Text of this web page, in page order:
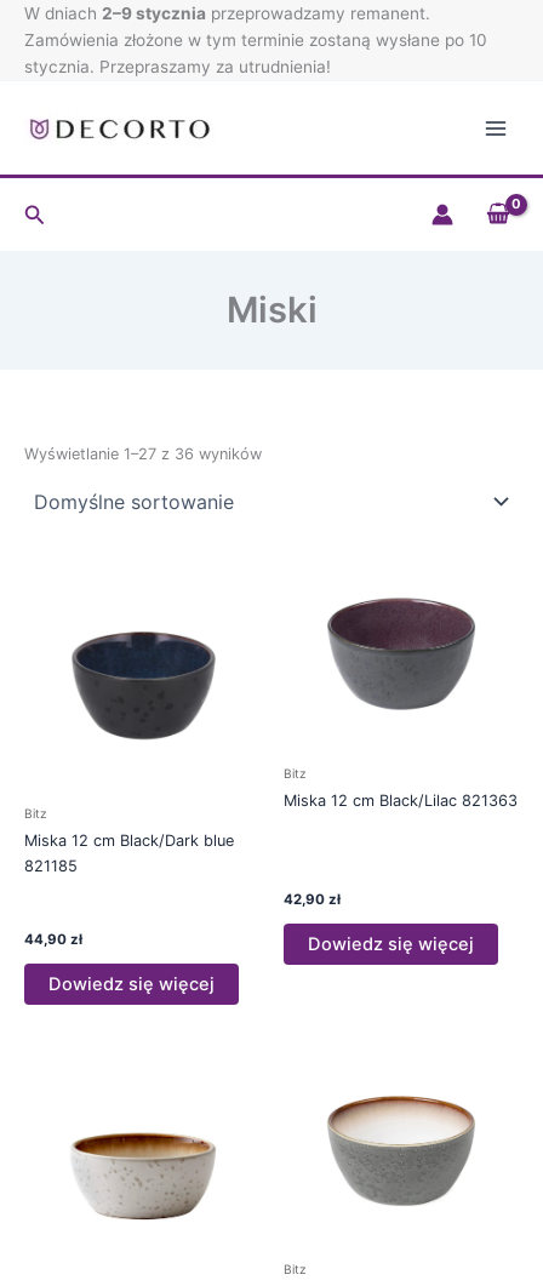
Przejdź
treści
W dniach 2–9 stycznia przeprowadzamy remanent.
Zamówienia złożone w tym terminie zostaną wysłane po 10
stycznia. Przepraszamy za utrudnienia!
Szukaj
Miski
Wyświetlanie 1–27 z 36 wyników
Bitz
Miska 12 cm Black/Dark blue
821185
44,90 zł
Dowiedz się więcej
Bitz
Miska 12 cm Black/Lilac 821363
42,90 zł
Dowiedz się więcej
Bitz